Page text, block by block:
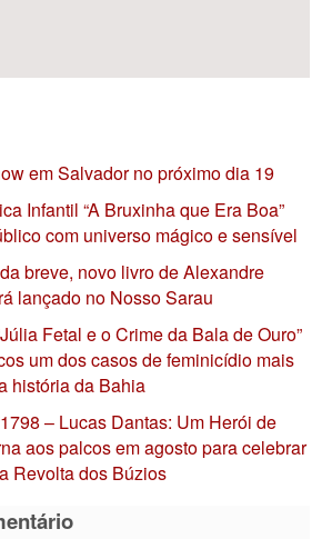
em Salvador no próximo dia 19
Infantil “A Bruxinha que Era Boa”
com universo mágico e sensível
breve, novo livro de Alexandre
lançado no Nosso Sarau
Fetal e o Crime da Bala de Ouro”
um dos casos de feminicídio mais
história da Bahia
– Lucas Dantas: Um Herói de
aos palcos em agosto para celebrar
Revolta dos Búzios